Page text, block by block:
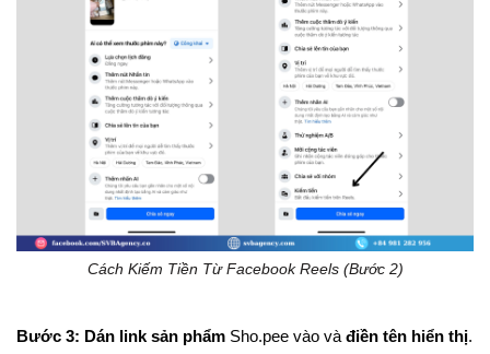
Cách Kiếm Tiền Từ Facebook Reels (Bước 2)
Bước 3: Dán link sản phẩm Sho.pee vào và điền tên hiển thị.